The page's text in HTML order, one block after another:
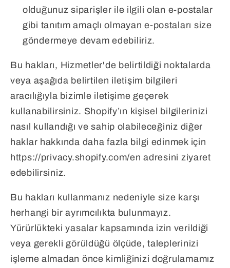
olduğunuz siparişler ile ilgili olan e-postalar
gibi tanıtım amaçlı olmayan e-postaları size
göndermeye devam edebiliriz.
Bu hakları, Hizmetler'de belirtildiği noktalarda
veya aşağıda belirtilen iletişim bilgileri
aracılığıyla bizimle iletişime geçerek
kullanabilirsiniz. Shopify’ın kişisel bilgilerinizi
nasıl kullandığı ve sahip olabileceğiniz diğer
haklar hakkında daha fazla bilgi edinmek için
https://privacy.shopify.com/en adresini ziyaret
edebilirsiniz.
Bu hakları kullanmanız nedeniyle size karşı
herhangi bir ayrımcılıkta bulunmayız.
Yürürlükteki yasalar kapsamında izin verildiği
veya gerekli görüldüğü ölçüde, taleplerinizi
işleme almadan önce kimliğinizi doğrulamamız